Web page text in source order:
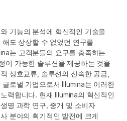
기능의 분석에 혁신적인 기술을
도 상상할 수 없었던 연구를
는 고객분들의 요구를 충족하는
이 가능한 솔루션을 제공하는 것을
상호교류, 솔루션의 신속한 공급,
로벌 기업으로서 Illumina는 이러한
력합니다. 현재 Illumina의 혁신적인
명 과학 연구, 중개 및 소비자
분야의 획기적인 발전에 크게